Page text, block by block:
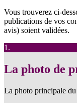
Vous trouverez ci-
publications de vos
avis) soient validées.
1.
La photo de
La photo principale